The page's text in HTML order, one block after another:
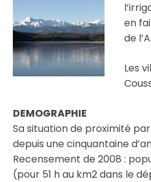
en
de
Les
DEMOGRAPHIE
Sa situation de proximité
depuis une cinquantaine
Recensement de 2008 :
(pour 51 h au km2 dans le